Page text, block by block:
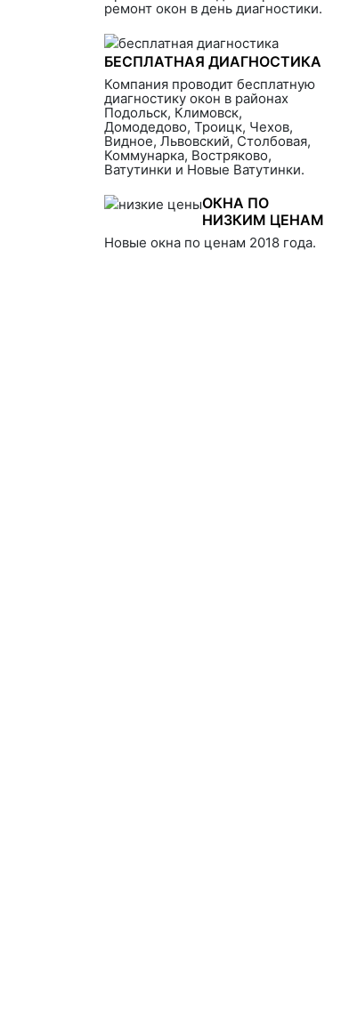
ремонт окон в день диагностики.
БЕСПЛАТНАЯ ДИАГНОСТИКА
Компания проводит бесплатную
диагностику окон в районах
Подольск, Климовск,
Домодедово, Троицк, Чехов,
Видное, Львовский, Столбовая,
Коммунарка, Востряково,
Ватутинки и Новые Ватутинки.
ОКНА ПО
НИЗКИМ ЦЕНАМ
Новые окна по ценам 2018 года.